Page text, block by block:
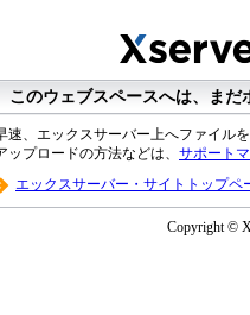
このウェブスペースへは、ま
速、エックスサーバー上へファイル
ップロードの方法などは、 サポート
エックスサーバー・サイトトップペ
Copyright ©